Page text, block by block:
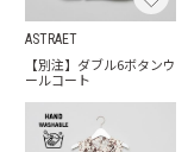
ASTRAET
【別注】ダブル6ボタンウ
ールコート